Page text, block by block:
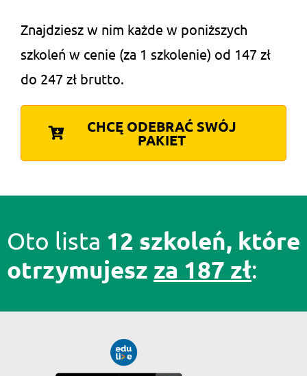
Znajdziesz w nim każde w poniższych
szkoleń w cenie (za 1 szkolenie) od 147 zł
do 247 zł brutto.
CHCĘ ODEBRAĆ SWÓJ
PAKIET
Oto lista 12 szkoleń, które
otrzymujesz za 187 zł: